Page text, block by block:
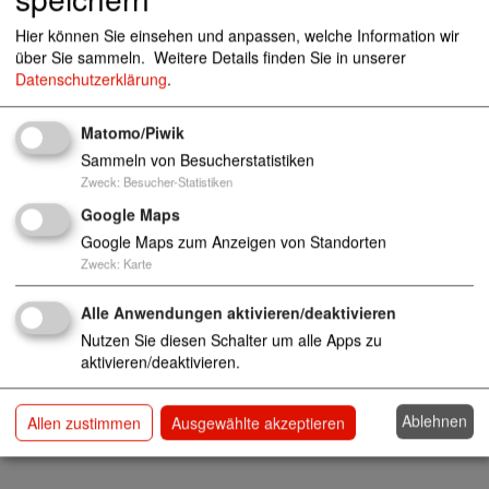
http://www.awo-bb-sued.de
03563 9898-379
Schuldnerberatungsstellen/Schuldner- und Verbra
ucherinsolvenzberatung
Hier können Sie einsehen und anpassen, welche Information wir
über Sie sammeln. Weitere Details finden Sie in unserer
Datenschutzerklärung.
Matomo/Piwik
Sammeln von Besucherstatistiken
Zweck: Besucher-Statistiken
Google Maps
Google Maps zum Anzeigen von Standorten
Zweck: Karte
Alle Anwendungen aktivieren/deaktivieren
Nutzen Sie diesen Schalter um alle Apps zu
aktivieren/deaktivieren.
Allen zustimmen Ausgewählte akzeptieren Ablehnen